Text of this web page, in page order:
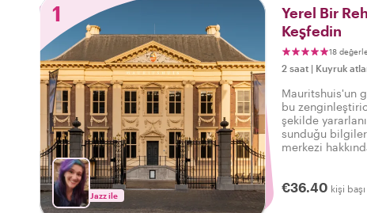
1
Jazz ile
Yerel Bir
Keşfedin
18
2 saat | Kuyruk
Mauritshuis'un
bu
şekilde
sunduğu
merkezi
€36.40 kişi başı